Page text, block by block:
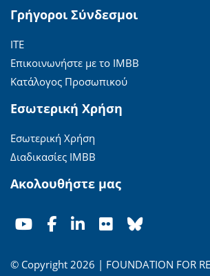
Γρήγοροι Σύνδεσμοι
ΙΤΕ
Επικοινωνήστε με το ΙΜΒΒ
Κατάλογος Προσωπικού
Εσωτερική Χρήση
Εσωτερική Χρήση
Διαδικασίες ΙΜΒΒ
Ακολουθήστε μας
© Copyright 2026 | FOUNDATION FOR